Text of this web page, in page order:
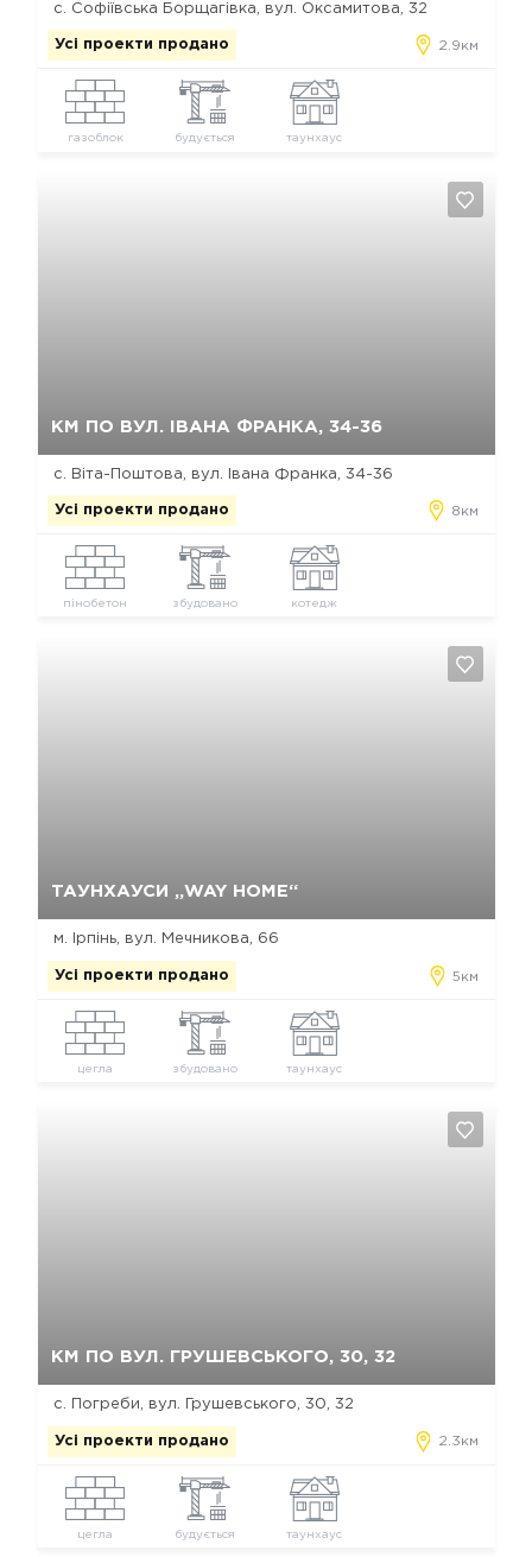
с. Софіївська Борщагівка, вул. Оксамитова, 32
Усі проекти продано 2.9км
газоблок будується таунхаус
КМ ПО ВУЛ. ІВАНА ФРАНКА, 34-36
с. Віта-Поштова, вул. Івана Франка, 34-36
Усі проекти продано 8км
пінобетон збудовано котедж
ТАУНХАУСИ „WAY HOME“
м. Ірпінь, вул. Мечникова, 66
Усі проекти продано 5км
цегла збудовано таунхаус
КМ ПО ВУЛ. ГРУШЕВСЬКОГО, 30, 32
с. Погреби, вул. Грушевського, 30, 32
Усі проекти продано 2.3км
цегла будується таунхаус